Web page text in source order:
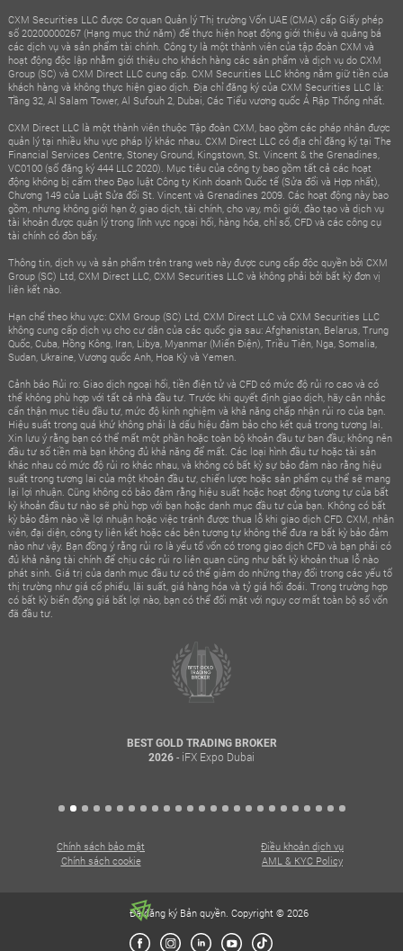
CXM Securities LLC được Cơ quan Quản lý Thị trường Vốn UAE (CMA) cấp Giấy phép
số 20200000267 (Hạng mục thứ năm) để thực hiện hoạt động giới thiệu và quảng bá
các dịch vụ và sản phẩm tài chính. Công ty là một thành viên của tập đoàn CXM và
hoạt động độc lập nhằm giới thiệu cho khách hàng các sản phẩm và dịch vụ do CXM
Group (SC) và CXM Direct LLC cung cấp. CXM Securities LLC không nắm giữ tiền của
khách hàng và không thực hiện giao dịch. Địa chỉ đăng ký của CXM Securities LLC là:
Tầng 32, Al Salam Tower, Al Sufouh 2, Dubai, Các Tiểu vương quốc Ả Rập Thống nhất.
CXM Direct LLC là một thành viên thuộc Tập đoàn CXM, bao gồm các pháp nhân được
quản lý tại nhiều khu vực pháp lý khác nhau. CXM Direct LLC có địa chỉ đăng ký tại The
Financial Services Centre, Stoney Ground, Kingstown, St. Vincent & the Grenadines,
VC0100 (số đăng ký 444 LLC 2020). Mục tiêu của công ty bao gồm tất cả các hoạt
động không bị cấm theo Đạo luật Công ty Kinh doanh Quốc tế (Sửa đổi và Hợp nhất),
Chương 149 của Luật Sửa đổi St. Vincent và Grenadines 2009. Các hoạt động này bao
gồm, nhưng không giới hạn ở, giao dịch, tài chính, cho vay, môi giới, đào tạo và dịch vụ
tài khoản được quản lý trong lĩnh vực ngoại hối, hàng hóa, chỉ số, CFD và các công cụ
tài chính có đòn bẩy.
Thông tin, dịch vụ và sản phẩm trên trang web này được cung cấp độc quyền bởi CXM
Group (SC) Ltd, CXM Direct LLC, CXM Securities LLC và không phải bởi bất kỳ đơn vị
liên kết nào.
Hạn chế theo khu vực: CXM Group (SC) Ltd, CXM Direct LLC và CXM Securities LLC
không cung cấp dịch vụ cho cư dân của các quốc gia sau: Afghanistan, Belarus, Trung
Quốc, Cuba, Hồng Kông, Iran, Libya, Myanmar (Miến Điện), Triều Tiên, Nga, Somalia,
Sudan, Ukraine, Vương quốc Anh, Hoa Kỳ và Yemen.
Cảnh báo Rủi ro: Giao dịch ngoại hối, tiền điện tử và CFD có mức độ rủi ro cao và có
thể không phù hợp với tất cả nhà đầu tư. Trước khi quyết định giao dịch, hãy cân nhắc
cẩn thận mục tiêu đầu tư, mức độ kinh nghiệm và khả năng chấp nhận rủi ro của bạn.
Hiệu suất trong quá khứ không phải là dấu hiệu đảm bảo cho kết quả trong tương lai.
Xin lưu ý rằng bạn có thể mất một phần hoặc toàn bộ khoản đầu tư ban đầu; không nên
đầu tư số tiền mà bạn không đủ khả năng để mất. Các loại hình đầu tư hoặc tài sản
khác nhau có mức độ rủi ro khác nhau, và không có bất kỳ sự bảo đảm nào rằng hiệu
suất trong tương lai của một khoản đầu tư, chiến lược hoặc sản phẩm cụ thể sẽ mang
lại lợi nhuận. Cũng không có bảo đảm rằng hiệu suất hoặc hoạt động tương tự của bất
kỳ khoản đầu tư nào sẽ phù hợp với bạn hoặc danh mục đầu tư của bạn. Không có bất
kỳ bảo đảm nào về lợi nhuận hoặc việc tránh được thua lỗ khi giao dịch CFD. CXM, nhân
viên, đại diện, công ty liên kết hoặc các bên tương tự không thể đưa ra bất kỳ bảo đảm
nào như vậy. Bạn đồng ý rằng rủi ro là yếu tố vốn có trong giao dịch CFD và bạn phải có
đủ khả năng tài chính để chịu các rủi ro liên quan cũng như bất kỳ khoản thua lỗ nào
phát sinh. Giá trị của danh mục đầu tư có thể giảm do những thay đổi trong các yếu tố
thị trường như giá cổ phiếu, lãi suất, giá hàng hóa và tỷ giá hối đoái. Trong trường hợp
có bất kỳ biến động giá bất lợi nào, bạn có thể đối mặt với nguy cơ mất toàn bộ số vốn
đã đầu tư.
BEST GOLD TRADING BROKER
2026 - iFX Expo Dubai
Chính sách bảo mật
Điều khoản dịch vụ
Chính sách cookie
AML & KYC Policy
Đã đăng ký Bản quyền. Copyright © 2026